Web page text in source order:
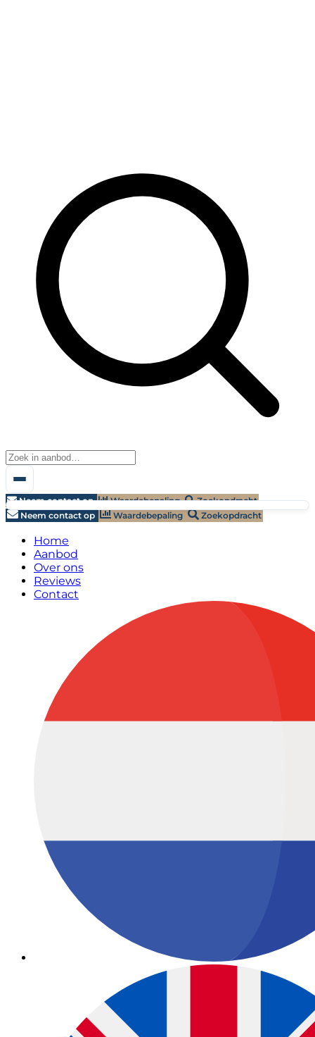
Neem contact op Waardebepaling
Zoekopdracht
Neem contact op
Waardebepaling Zoekopdracht
Home
Aanbod
Over ons
Reviews
Contact